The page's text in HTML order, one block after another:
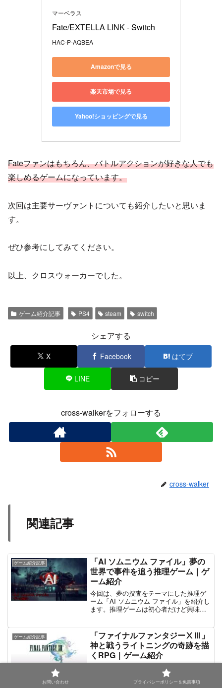
マーベラス
Fate/EXTELLA LINK - Switch
HAC-P-AQBEA
Amazonで見る
楽天市場で見る
Yahoo!ショッピングで見る
Fateファンはもちろん、バトルアクションが好きな人でも
楽しめるゲームになっています。
次回は主要サーヴァントについても紹介したいと思いま
す。
ぜひ参考にしてみてください。
以上、クロスウォーカーでした。
ゲーム紹介記事 PS4 steam switch
シェアする
X Facebook はてブ
LINE コピー
cross-walkerをフォローする
cross-walker
関連記事
ゲーム紹介記事
「AI ソムニウム ファイル」夢の
世界で事件を追う推理ゲーム｜ゲ
ーム紹介
今回は、夢の捜査をテーマにした推理ゲ
ーム「AI ソムニウム ファイル」を紹介し
ます。推理ゲームは初心者だけど興味が
う独特な世界観の推理ゲームです。ウォ
ーカー夢の中で...
ゲーム紹介記事
「ファイナルファンタジーⅩⅢ」
神と戦うライトニングの奇跡を描
くRPG｜ゲーム紹介
今回は、独特な世界観と物語のあらすじ
従来の戦闘を踏襲しつつ、応用された
「ATバトルシステム」歯ごたえのあるや
お問い合わせ プライバシーポリシー＆免責事項